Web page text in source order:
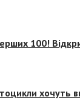
100!
хочуть